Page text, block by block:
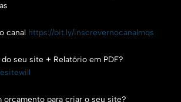
canal https://bit.ly/inscrevernocanalmqs
seu site + Relatório em PDF?
orçamento para criar o seu site?